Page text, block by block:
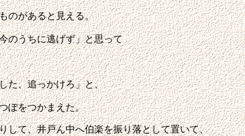
のがあると見える。
のうちに逃げず」と思って
た、追っかけろ」と、
ぽをつかまえた。
して、井戸ん中へ伯楽を振り落として置いて、